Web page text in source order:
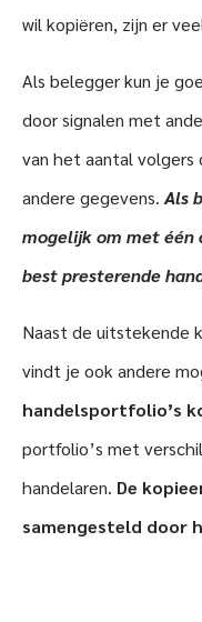
wil kopiëren, zijn er
Als belegger kun je
door signalen met
van het aantal volgers
andere gegevens.Als
mogelijk om met één
best presterende
Naast de uitstekende
vindt je ook andere
handelsportfolio’s
portfolio’s met
handelaren. De
samengesteld door